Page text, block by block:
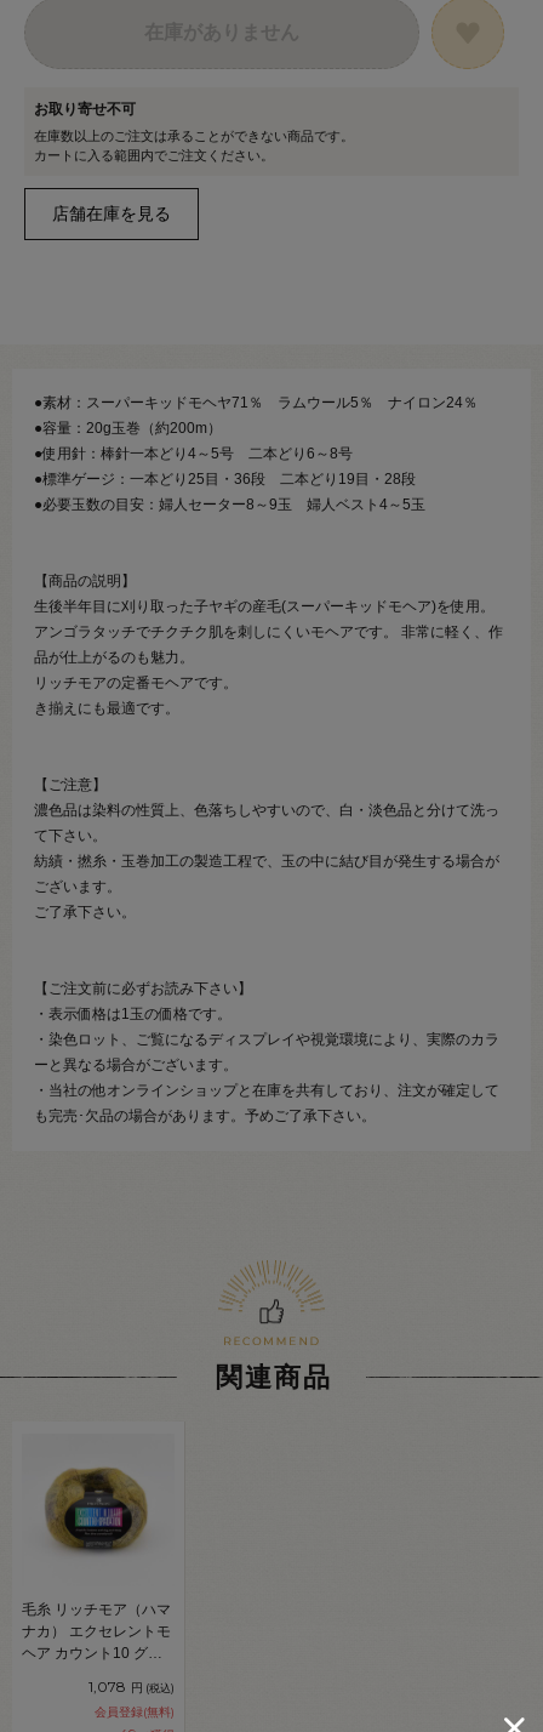
お取り寄せ不可
在庫数以上のご注文は承ることができない商品です。
カートに入る範囲内でご注文ください。
●素材：スーパーキッドモヘヤ71％ ラムウール5％ ナイロン24％
●容量：20g玉巻（約200m）
●使用針：棒針一本どり4～5号 二本どり6～8号
●標準ゲージ：一本どり25目・36段 二本どり19目・28段
●必要玉数の目安：婦人セーター8～9玉 婦人ベスト4～5玉
【商品の説明】
生後半年目に刈り取った子ヤギの産毛(スーパーキッドモヘア)を使用。
アンゴラタッチでチクチク肌を刺しにくいモヘアです。 非常に軽く、作
品が仕上がるのも魅力。
リッチモアの定番モヘアです。
き揃えにも最適です。
【ご注意】
濃色品は染料の性質上、色落ちしやすいので、白・淡色品と分けて洗っ
て下さい。
紡績・撚糸・玉巻加工の製造工程で、玉の中に結び目が発生する場合が
ございます。
ご了承下さい。
【ご注文前に必ずお読み下さい】
・表示価格は1玉の価格です。
・染色ロット、ご覧になるディスプレイや視覚環境により、実際のカラ
ーと異なる場合がございます。
・当社の他オンラインショップと在庫を共有しており、注文が確定して
も完売･欠品の場合があります。予めご了承下さい。
関連商品
毛糸 リッチモア（ハマ
ナカ） エクセレントモ
ヘア カウント10 グラ
1,078 円 (税込)
会員登録(無料)